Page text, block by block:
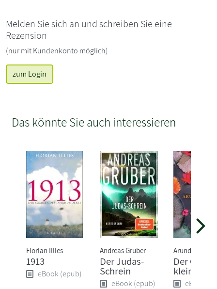
Melden Sie sich an und schreiben Sie eine
Rezension
(nur mit Kundenkonto möglich)
zum Login
Das könnte Sie auch interessieren
Florian Illies
1913
eBook (epub)
Andreas Gruber
Der Judas-
Schrein
eBook (epub)
Arundhati Roy
Der Gott
kleinen
eBook